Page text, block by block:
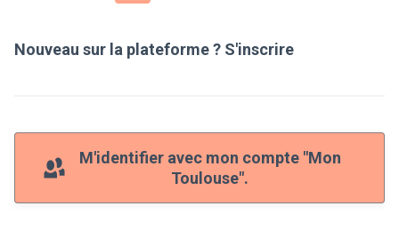
Nouveau sur la plateforme ? S'inscrire
M'identifier avec mon compte "Mon
Toulouse".